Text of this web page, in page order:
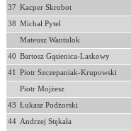
37 Kacper Skrobot
38 Michał Pytel
Mateusz Wantulok
40 Bartosz Gąsienica-Laskowy
41 Piotr Szczepaniak-Krupowski
Piotr Mojżesz
43 Łukasz Podżorski
44 Andrzej Stękała